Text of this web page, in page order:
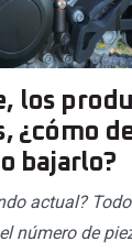
los
¿cómo
bajarlo?
actual?
número de